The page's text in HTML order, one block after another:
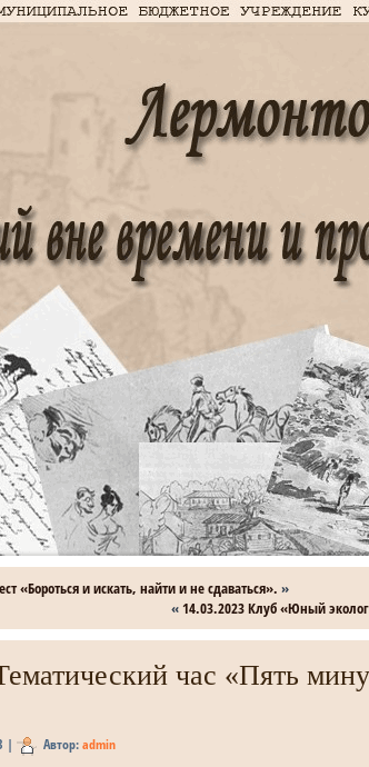
«Бороться и искать, найти и не сдаваться». »
«14.03.2023 Клуб «Юный
час «Пять
| Автор:admin